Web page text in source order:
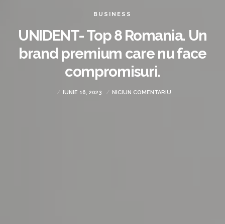
BUSINESS
UNIDENT- Top 8 Romania. Un
brand premium care nu face
compromisuri.
IUNIE 16, 2023 NICIUN COMENTARIU